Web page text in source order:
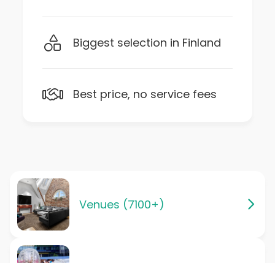
Biggest selection in Finland
Best price, no service fees
Venues (7100+)